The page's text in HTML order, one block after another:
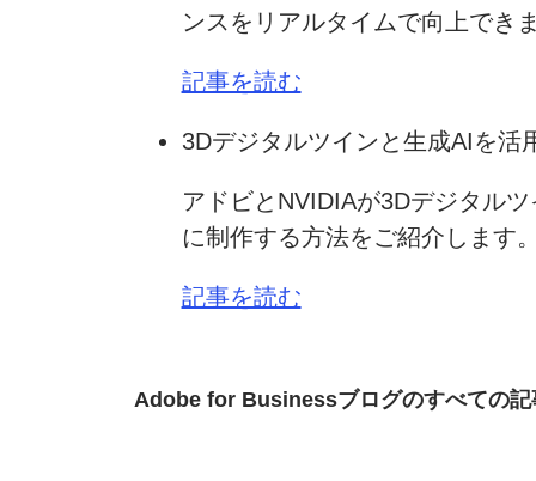
ンスをリアルタイムで向上できま
記事を読む
3Dデジタルツインと生成AIを活
アドビとNVIDIAが3Dデジタル
に制作する方法をご紹介します。
記事を読む
Adobe for Businessブログのすべての記